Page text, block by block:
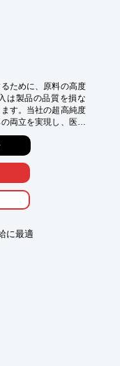
ために、原料の高度
は製品の品質を損な
す。当社の超高純度
両立を実現し、医薬
。
に最適